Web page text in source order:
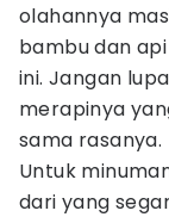
olahannya
bambu dan
ini. Jangan
merapinya
sama rasanya.
Untuk
dari yang